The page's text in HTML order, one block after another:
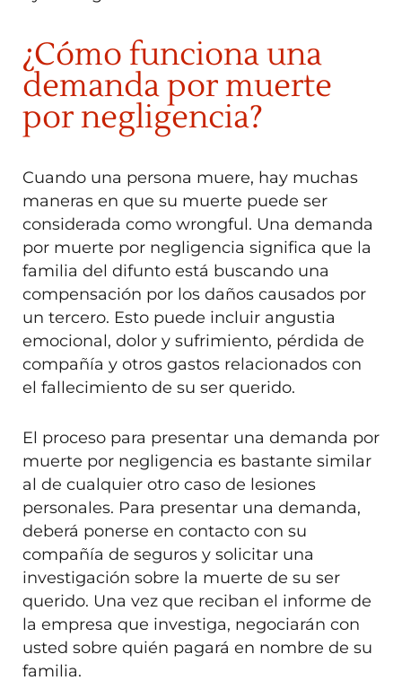
¿Cómo funciona una
demanda por muerte
por negligencia?
Cuando una persona muere, hay muchas
maneras en que su muerte puede ser
considerada como wrongful. Una demanda
por muerte por negligencia significa que la
familia del difunto está buscando una
compensación por los daños causados por
un tercero. Esto puede incluir angustia
emocional, dolor y sufrimiento, pérdida de
compañía y otros gastos relacionados con
el fallecimiento de su ser querido.
El proceso para presentar una demanda por
muerte por negligencia es bastante similar
al de cualquier otro caso de lesiones
personales. Para presentar una demanda,
deberá ponerse en contacto con su
compañía de seguros y solicitar una
investigación sobre la muerte de su ser
querido. Una vez que reciban el informe de
la empresa que investiga, negociarán con
usted sobre quién pagará en nombre de su
familia.